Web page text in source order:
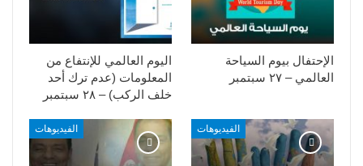
اليوم العالمي للإنتفاع من
المعلومات (عدم ترك أحد
خلف الركب) – ٢٨ سبتمبر
الإحتفال بيوم السياحة
العالمي – ٢٧ سبتمبر
الفيديوهات الفيديوهات